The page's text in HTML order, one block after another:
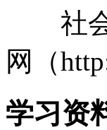
社会
网（
学习资